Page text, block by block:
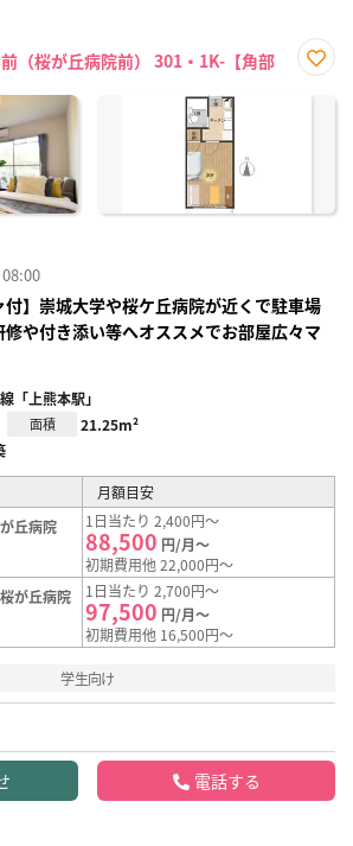
（桜が丘病院前） 301・1K-【角部
に入
付】崇城大学や桜ケ丘病院が近くで駐車場
や付き添い等へオススメでお部屋広々マ
「上熊本駅」
面積 21.25m²
月額目安
丘病院
1日当たり 2,400円～
88,500 円/月～
初期費用他 22,000円～
が丘病院
1日当たり 2,700円～
97,500 円/月～
初期費用他 16,500円～
学生向け
電話する